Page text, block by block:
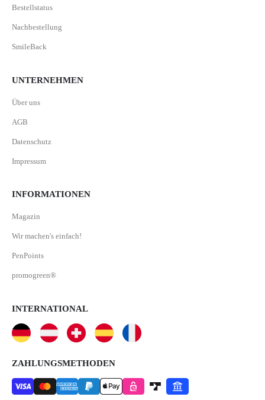
Bestellstatus
Nachbestellung
SmileBack
UNTERNEHMEN
Über uns
AGB
Datenschutz
Impressum
INFORMATIONEN
Magazin
Wir machen's einfach!
PenPoints
promogreen®
INTERNATIONAL
ZAHLUNGSMETHODEN